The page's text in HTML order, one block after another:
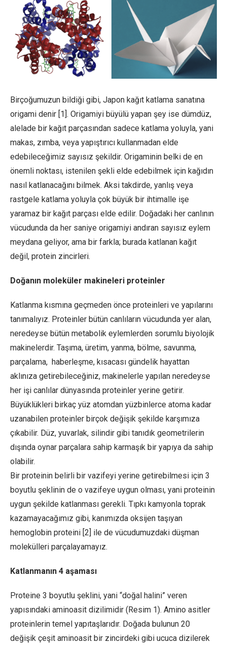
Birçoğumuzun bildiği gibi, Japon kağıt katlama sanatına
origami denir [1]. Origamiyi büyülü yapan şey ise dümdüz,
alelade bir kağıt parçasından sadece katlama yoluyla, yani
makas, zımba, veya yapıştırıcı kullanmadan elde
edebileceğimiz sayısız şekildir. Origaminin belki de en
önemli noktası, istenilen şekli elde edebilmek için kağıdın
nasıl katlanacağını bilmek. Aksi takdirde, yanlış veya
rastgele katlama yoluyla çok büyük bir ihtimalle işe
yaramaz bir kağıt parçası elde edilir. Doğadaki her canlının
vücudunda da her saniye origamiyi andıran sayısız eylem
meydana geliyor, ama bir farkla; burada katlanan kağıt
değil, protein zincirleri.
Doğanın moleküler makineleri proteinler
Katlanma kısmına geçmeden önce proteinleri ve yapılarını
tanımalıyız. Proteinler bütün canlıların vücudunda yer alan,
neredeyse bütün metabolik eylemlerden sorumlu biyolojik
makinelerdir. Taşıma, üretim, yanma, bölme, savunma,
parçalama, haberleşme, kısacası gündelik hayattan
aklınıza getirebileceğiniz, makinelerle yapılan neredeyse
her işi canlılar dünyasında proteinler yerine getirir.
Büyüklükleri birkaç yüz atomdan yüzbinlerce atoma kadar
uzanabilen proteinler birçok değişik şekilde karşımıza
çıkabilir. Düz, yuvarlak, silindir gibi tanıdık geometrilerin
dışında oynar parçalara sahip karmaşık bir yapıya da sahip
olabilir.
Bir proteinin belirli bir vazifeyi yerine getirebilmesi için 3
boyutlu şeklinin de o vazifeye uygun olması, yani proteinin
uygun şekilde katlanması gerekli. Tıpkı kamyonla toprak
kazamayacağımız gibi, kanımızda oksijen taşıyan
hemoglobin proteini [2] ile de vücudumuzdaki düşman
molekülleri parçalayamayız.
Katlanmanın 4 aşaması
Proteine 3 boyutlu şeklini, yani “doğal halini” veren
yapısındaki aminoasit dizilimidir (Resim 1). Amino asitler
proteinlerin temel yapıtaşlarıdır. Doğada bulunun 20
değişik çeşit aminoasit bir zincirdeki gibi ucuca dizilerek